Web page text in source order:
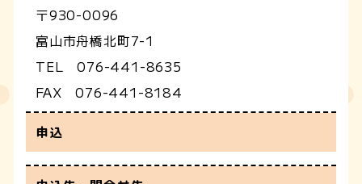
〒930-0096
富山市舟橋北町7-1
TEL 076-441-8635
FAX 076-441-8184
申込